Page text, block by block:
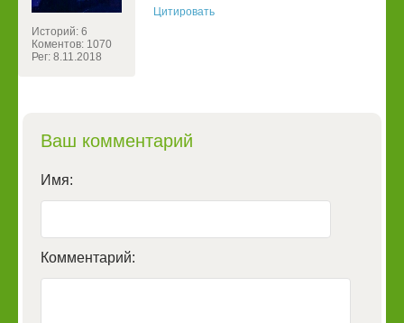
Историй: 6
Коментов: 1070
Рег: 8.11.2018
Цитировать
Ваш комментарий
Имя:
Комментарий: